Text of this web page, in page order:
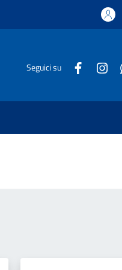
Seguici su